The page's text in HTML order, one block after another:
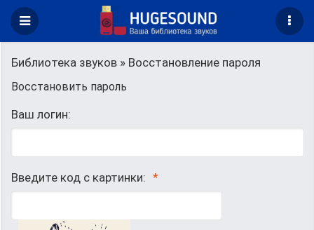
Библиотека звуков » Восстановление пароля
Восстановить пароль
Ваш логин:
Введите код с картинки: